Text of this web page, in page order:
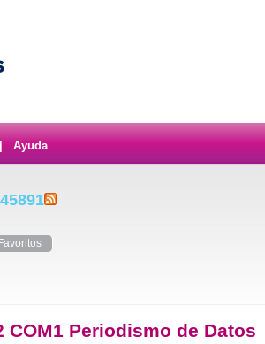
Ayuda
COM1 Periodismo de Datos